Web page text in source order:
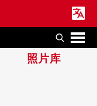
照片库